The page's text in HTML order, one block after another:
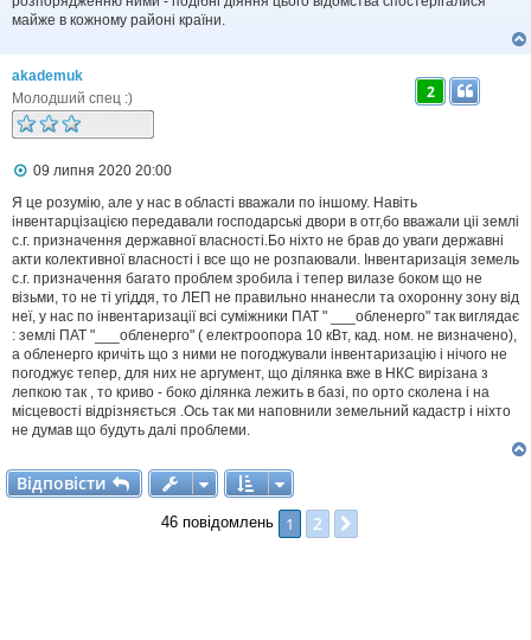
майже в кожному районі країни.
akademuk
Молодший спец :)
2
П
в
і
д
о
м
л
е
н
н
я
09 липня 2020 20:00
Я це розумію, але у нас в області вважали по іншому. Навіть
інвентарцізацією передавали господарські двори в отг,бо вважали ціі землі
с.г. призначення державної власності.Бо ніхто не брав до уваги державні
акти колективної власності і все що не розпаювали. Інвентаризація земель
с.г. призначення багато проблем зробила і тепер вилазе боком що не
візьми, то не ті угіддя, то ЛЕП не правильно ннанесли та охоронну зону від
неї, у нас по інвентаризації всі суміжники ПАТ " ___обленерго" так виглядає
: землі ПАТ "___обленерго" ( електроопора 10 кВт, кад. ном. не визначено),
а обленерго кричіть що з ними не погоджували інвентаризацію і нічого не
погоджує тепер, для них не аргумент, що ділянка вже в НКС вирізана з
лепкою так , то криво - боко ділянка лежить в базі, по орто сколена і на
місцевості відрізняється .Ось так ми наповнили земельний кадастр і ніхто
не думав що будуть далі проблеми.
Відповісти
Відповісти
46 повідомлень 1 2